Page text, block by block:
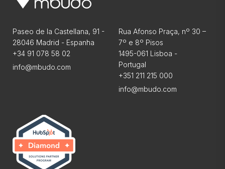
Paseo de la Castellana, 91 -
28046 Madrid - Espanha
+34 91 078 58 02
info@mbudo.com
Rua Afonso Praça, nº 30 –
7º e 8º Pisos
1495-061 Lisboa -
Portugal
+351 211 215 000
info@mbudo.com